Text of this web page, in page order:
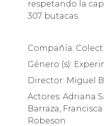
respetando la
307 butacas.
Compañía:
Género (s):
Director: Miguel
Actores: Adriana
Barraza,
Robeson